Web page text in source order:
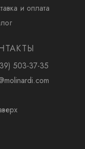
и оплата
503-37-35